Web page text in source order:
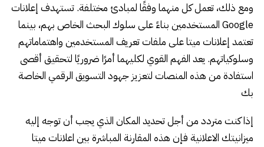
ومع ذلك، تعمل كل منهما وفقًا لمبادئ مختلفة. تستهدف إعلانات
Google المستخدمين بناءً على سلوك البحث الخاص بهم، بينما
تعتمد إعلانات ميتا على ملفات تعريف المستخدمين واهتماماتهم
وسلوكياتهم. يعد الفهم القوي لكليهما أمرًا ضروريًا لتحقيق أقصى
استفادة من هذه المنصات لتعزيز جهود التسويق الرقمي الخاصة
بك
إذا كنت متردد من أجل تحديد المكان الذي يجب أن توجه إليه
ميزانيتك الاعلانية فإن هذه المقارنة المباشرة بين اعلانات ميتا